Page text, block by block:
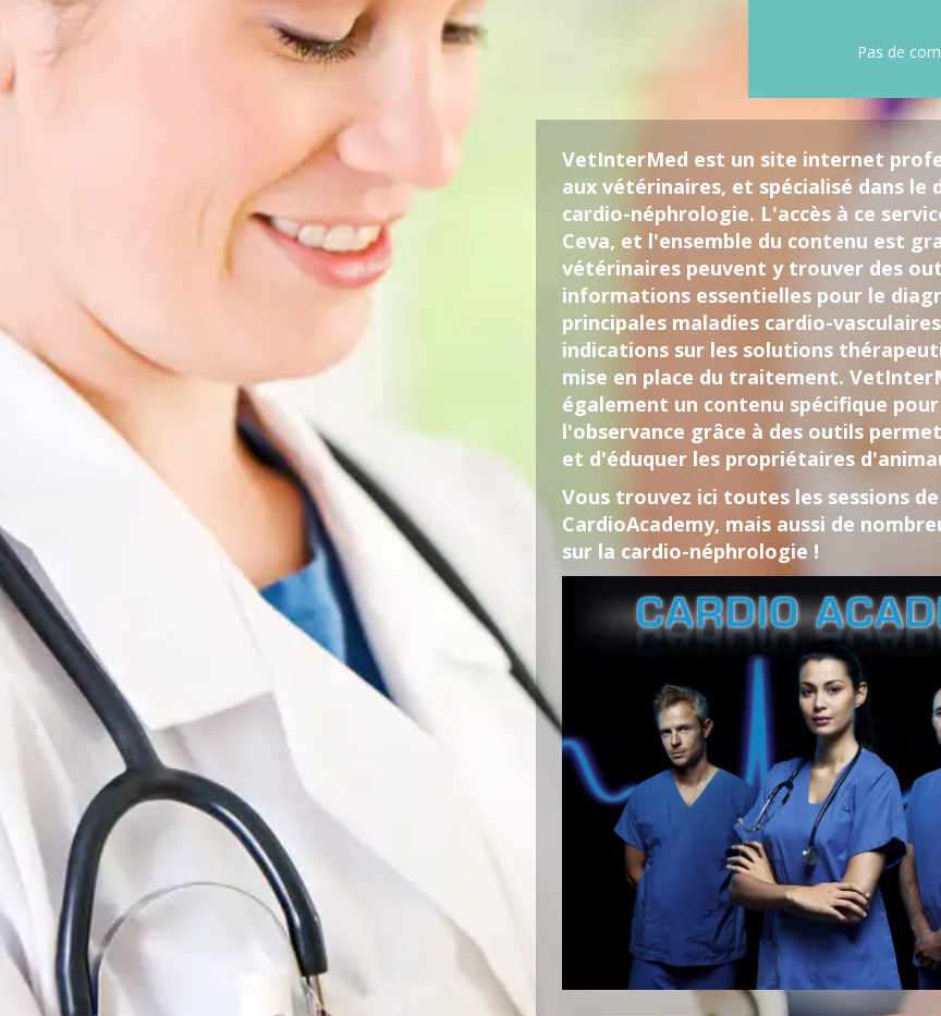
Pas de
VetInterMed est un site internet
aux vétérinaires, et spécialisé dans le
cardio-néphrologie. L'accès à ce
Ceva, et l'ensemble du contenu est
vétérinaires peuvent y trouver des
informations essentielles pour le
principales maladies cardio-
indications sur les solutions
mise en place du traitement.
également un contenu spécifique
l'observance grâce à des outils
et d'éduquer les propriétaires
Vous trouvez ici toutes les sessions
CardioAcademy, mais aussi de
sur la cardio-néphrologie !